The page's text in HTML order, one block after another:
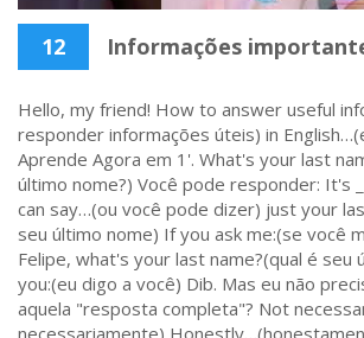
12 Informações
Hello, my friend! How to answer useful
responder informações úteis) in
Aprende Agora em 1'. What's your last
último nome?) Você pode responder: It's
can say…(ou você pode dizer) just your
seu último nome) If you ask me:(se você
Felipe, what's your last name?(qual é seu
you:(eu digo a você) Dib. Mas eu não
aquela "resposta completa"? Not
necessariamente)